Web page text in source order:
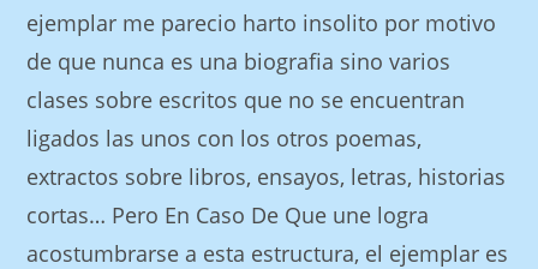
ejemplar me parecio harto insolito por motivo
de que nunca es una biografia sino varios
clases sobre escritos que no se encuentran
ligados las unos con los otros poemas,
extractos sobre libros, ensayos, letras, historias
cortas… Pero En Caso De Que une logra
acostumbrarse a esta estructura, el ejemplar es